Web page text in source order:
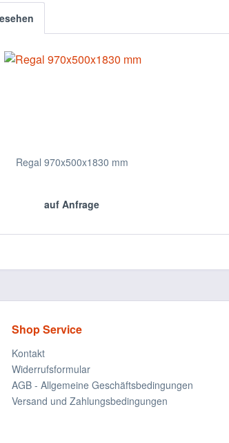
Regal 970x500x1830 mm
auf Anfrage
Shop Service
Kontakt
Widerrufsformular
AGB - Allgemeine Geschäftsbedingungen
Versand und Zahlungsbedingungen